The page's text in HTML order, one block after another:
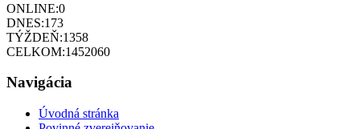
ONLINE:0
DNES:173
TÝŽDEŇ:1358
CELKOM:1452060
Navigácia
Úvodná stránka